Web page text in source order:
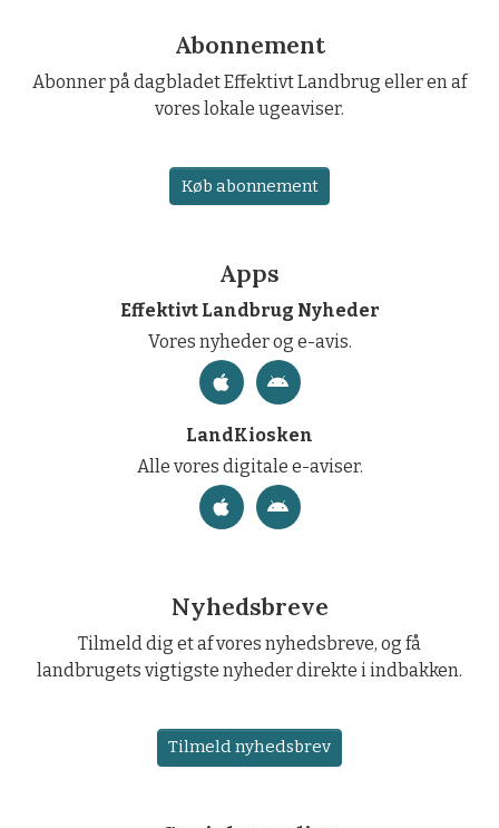
Abonnement
Abonner på dagbladet Effektivt Landbrug eller en af
vores lokale ugeaviser.
Køb abonnement
Apps
Effektivt Landbrug Nyheder
Vores nyheder og e-avis.
LandKiosken
Alle vores digitale e-aviser.
Nyhedsbreve
Tilmeld dig et af vores nyhedsbreve, og få
landbrugets vigtigste nyheder direkte i indbakken.
Tilmeld nyhedsbrev